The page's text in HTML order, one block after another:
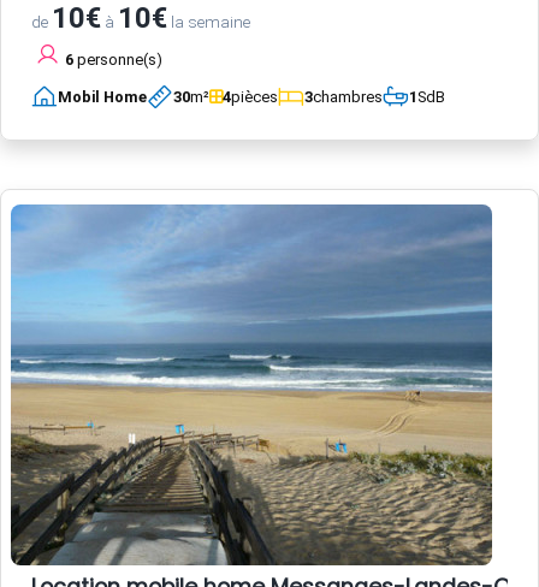
de 10€ à 10€ la semaine
6 personne(s)
Mobil Home 30m² 4pièces 3chambres 1SdB